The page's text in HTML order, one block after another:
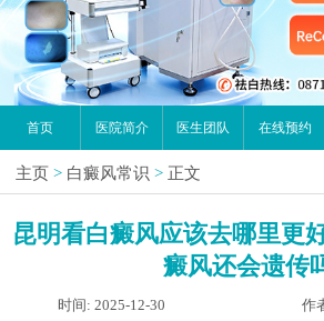
首页 医院简介 医生团队 在线预约
主页 > 白癜风常识 > 正文
昆明看白癜风应该去哪里更
癜风还会遗传
时间: 2025-12-30 作